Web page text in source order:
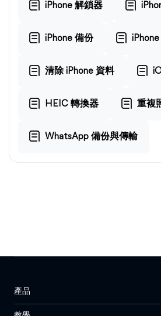
iPhone 解鎖器
iPhone 備份
清除 iPhone 資料
HEIC 轉換器 重複
WhatsApp 備份與傳輸
產品